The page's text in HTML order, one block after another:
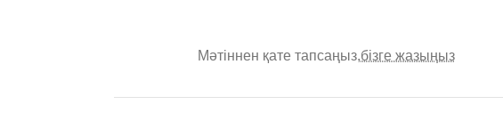
Мәтіннен қате тапсаңыз,бізге жазыңыз